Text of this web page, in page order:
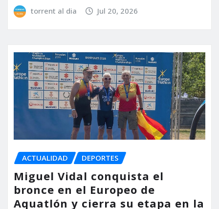
torrent al dia Jul 20, 2026
ACTUALIDAD DEPORTES
Miguel Vidal conquista el
bronce en el Europeo de
Aquatlón y cierra su etapa en la